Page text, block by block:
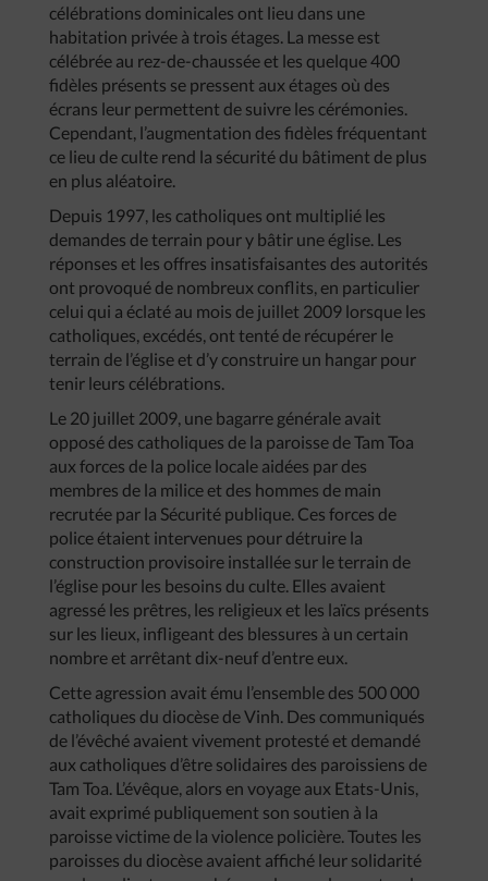
célébrations dominicales ont lieu dans une
habitation privée à trois étages. La messe est
célébrée au rez-de-chaussée et les quelque 400
fidèles présents se pressent aux étages où des
écrans leur permettent de suivre les cérémonies.
Cependant, l’augmentation des fidèles fréquentant
ce lieu de culte rend la sécurité du bâtiment de plus
en plus aléatoire.
Depuis 1997, les catholiques ont multiplié les
demandes de terrain pour y bâtir une église. Les
réponses et les offres insatisfaisantes des autorités
ont provoqué de nombreux conflits, en particulier
celui qui a éclaté au mois de juillet 2009 lorsque les
catholiques, excédés, ont tenté de récupérer le
terrain de l’église et d’y construire un hangar pour
tenir leurs célébrations.
Le 20 juillet 2009, une bagarre générale avait
opposé des catholiques de la paroisse de Tam Toa
aux forces de la police locale aidées par des
membres de la milice et des hommes de main
recrutée par la Sécurité publique. Ces forces de
police étaient intervenues pour détruire la
construction provisoire installée sur le terrain de
l’église pour les besoins du culte. Elles avaient
agressé les prêtres, les religieux et les laïcs présents
sur les lieux, infligeant des blessures à un certain
nombre et arrêtant dix-neuf d’entre eux.
Cette agression avait ému l’ensemble des 500 000
catholiques du diocèse de Vinh. Des communiqués
de l’évêché avaient vivement protesté et demandé
aux catholiques d’être solidaires des paroissiens de
Tam Toa. L’évêque, alors en voyage aux Etats-Unis,
avait exprimé publiquement son soutien à la
paroisse victime de la violence policière. Toutes les
paroisses du diocèse avaient affiché leur solidarité